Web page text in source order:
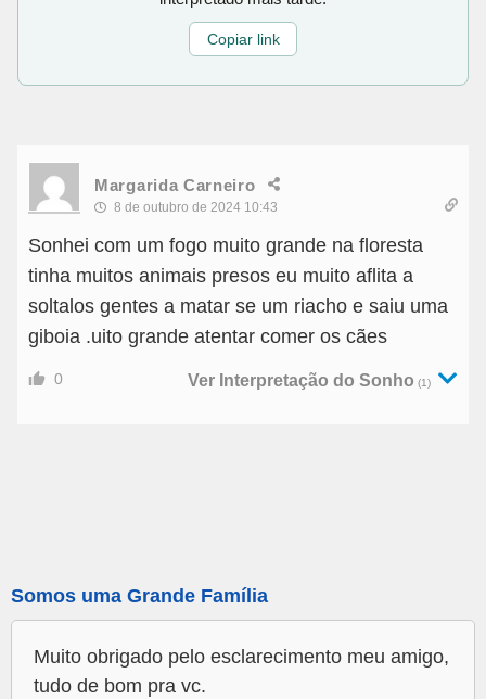
Copiar link
Margarida Carneiro
8 de outubro de 2024 10:43
Sonhei com um fogo muito grande na floresta
tinha muitos animais presos eu muito aflita a
soltalos gentes a matar se um riacho e saiu uma
giboia .uito grande atentar comer os cães
0 Ver Interpretação do Sonho (1)
Somos uma Grande Família
Muito obrigado pelo esclarecimento meu amigo,
tudo de bom pra vc.